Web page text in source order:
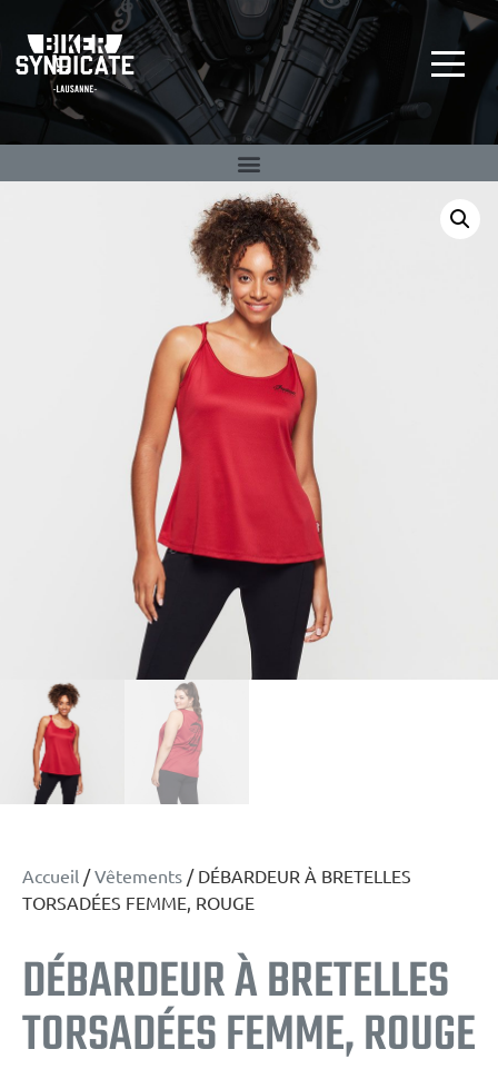
BIKER SYNDICATE
Big Twin Specialist
depuis 1992
Accueil /Vêtements / DÉBARDEUR À BRETELLES
TORSADÉES FEMME, ROUGE
DÉBARDEUR À BRETELLES
TORSADÉES FEMME, ROUGE